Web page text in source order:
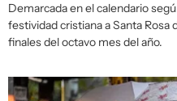
Demarcada en el calendario
festividad cristiana a Santa Rosa
finales del octavo mes del año.